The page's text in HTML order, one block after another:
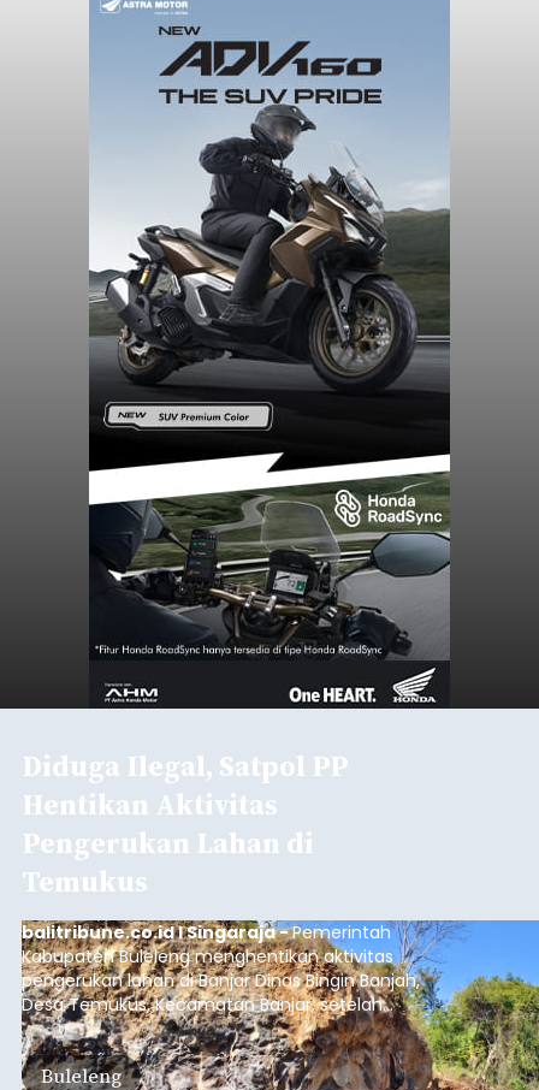
Diduga Ilegal, Satpol PP
Hentikan Aktivitas
Pengerukan Lahan di
Temukus
balitribune.co.id I Singaraja -Pemerintah
Kabupaten Buleleng menghentikan aktivitas
pengerukan lahan di Banjar Dinas Bingin Banjah,
Desa Temukus, Kecamatan Banjar, setelah
ditemukan indikasi kegiatan pengambilan
material yang tidak sesuai dengan peruntukan
kawasan.
Buleleng